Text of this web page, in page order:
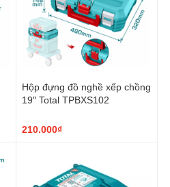
Hộp đựng đồ nghề xếp chồng
19″ Total TPBXS102
210.000₫